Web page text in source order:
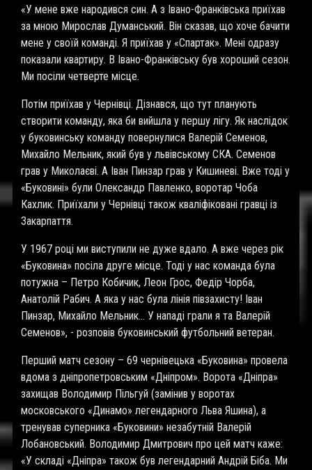
«У мене вже народився син. А з Івано-Франківська приїхав
за мною Мирослав Думанський. Він сказав, що хоче бачити
мене у своїй команді. Я приїхав у «Спартак». Мені одразу
показали квартиру. В Івано-Франківську був хороший сезон.
Ми посіли четверте місце.
Потім приїхав у Чернівці. Дізнався, що тут планують
створити команду, яка би вийшла у першу лігу. Як наслідок
у буковинську команду повернулися Валерій Семенов,
Михайло Мельник, який був у львівському СКА. Семенов
грав у Миколаєві. А Іван Пинзар грав у Кишиневі. Вже тоді у
«Буковині» були Олександр Павленко, воротар Чоба
Кахлик. Приїхали у Чернівці також кваліфіковані гравці із
Закарпаття.
У 1967 році ми виступили не дуже вдало. А вже через рік
«Буковина» посіла друге місце. Тоді у нас команда була
потужна – Петро Кобичик, Леон Грос, Федір Чорба,
Анатолій Рабич. А яка у нас була лінія півзахисту! Іван
Пинзар, Михайло Мельник… У нападі грали я та Валерій
Семенов», - розповів буковинський футбольний ветеран.
Перший матч сезону – 69 чернівецька «Буковина» провела
вдома з дніпропетровським «Дніпром». Ворота «Дніпра»
захищав Володимир Пільгуй (замінив у воротах
московського «Динамо» легендарного Льва Яшина), а
тренував суперника «Буковини» незабутній Валерій
Лобановський. Володимир Дмитрович про цей матч каже:
«У складі «Дніпра» також був легендарний Андрій Біба. Ми